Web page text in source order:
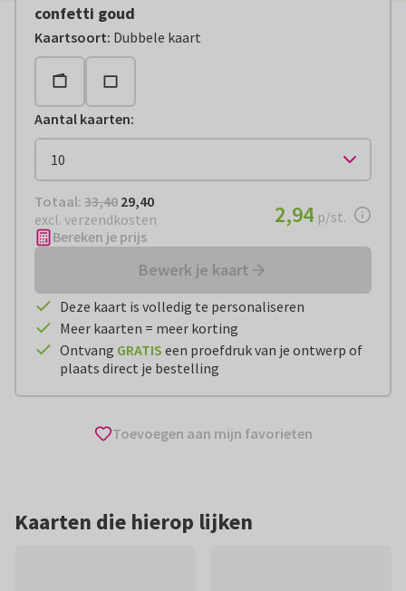
confetti goud
Kaartsoort: Dubbele kaart
Aantal kaarten:
Totaal: € 29,40
Totaal: 33,40 29,40
excl. verzendkosten
€ 2,94per stuk
2,94 p/st.
Bereken je prijs
Bewerk je kaart
Deze kaart is volledig te personaliseren
Meer kaarten = meer korting
Ontvang GRATIS een proefdruk van je ontwerp of
plaats direct je bestelling
Toevoegen aan mijn favorieten
Kaarten die hierop lijken